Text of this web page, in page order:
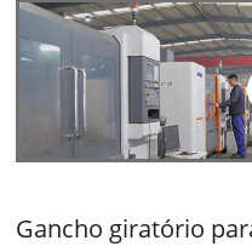
Gancho giratório